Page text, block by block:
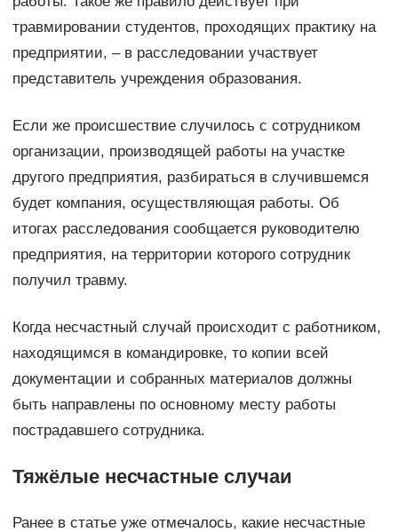
травмировании студентов, проходящих практику на
предприятии, – в расследовании участвует
представитель учреждения образования.
Если же происшествие случилось с сотрудником
организации, производящей работы на участке
другого предприятия, разбираться в случившемся
будет компания, осуществляющая работы. Об
итогах расследования сообщается руководителю
предприятия, на территории которого сотрудник
получил травму.
Когда несчастный случай происходит с работником,
находящимся в командировке, то копии всей
документации и собранных материалов должны
быть направлены по основному месту работы
пострадавшего сотрудника.
Тяжёлые несчастные случаи
Ранее в статье уже отмечалось, какие несчастные